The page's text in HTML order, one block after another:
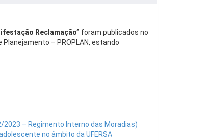
Reclamação” foram publicados no
– PROPLAN, estando
2023 – Regimento Interno das Moradias)
no âmbito da UFERSA